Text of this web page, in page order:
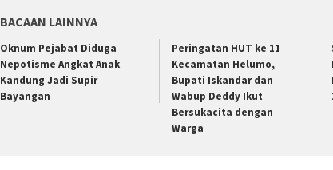
BACAAN LAINNYA
Oknum Pejabat Diduga
Nepotisme Angkat Anak
Kandung Jadi Supir
Bayangan
Peringatan HUT ke 11
Kecamatan Helumo,
Bupati Iskandar dan
Wabup Deddy Ikut
Bersukacita dengan
Warga